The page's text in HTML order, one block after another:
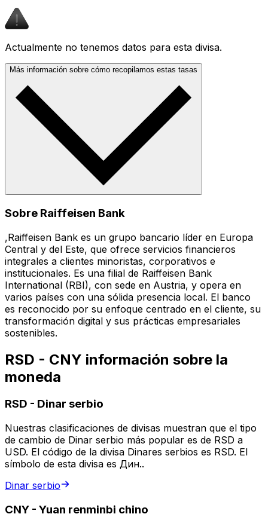
Actualmente no tenemos datos para esta divisa.
Más información sobre cómo recopilamos estas tasas
Sobre Raiffeisen Bank
,Raiffeisen Bank es un grupo bancario líder en Europa
Central y del Este, que ofrece servicios financieros
integrales a clientes minoristas, corporativos e
institucionales. Es una filial de Raiffeisen Bank
International (RBI), con sede en Austria, y opera en
varios países con una sólida presencia local. El banco
es reconocido por su enfoque centrado en el cliente, su
transformación digital y sus prácticas empresariales
sostenibles.
RSD - CNY información sobre la
moneda
RSD - Dinar serbio
Nuestras clasificaciones de divisas muestran que el tipo
de cambio de Dinar serbio más popular es de RSD a
USD. El código de la divisa Dinares serbios es RSD. El
símbolo de esta divisa es Дин..
Dinar serbio
CNY - Yuan renminbi chino